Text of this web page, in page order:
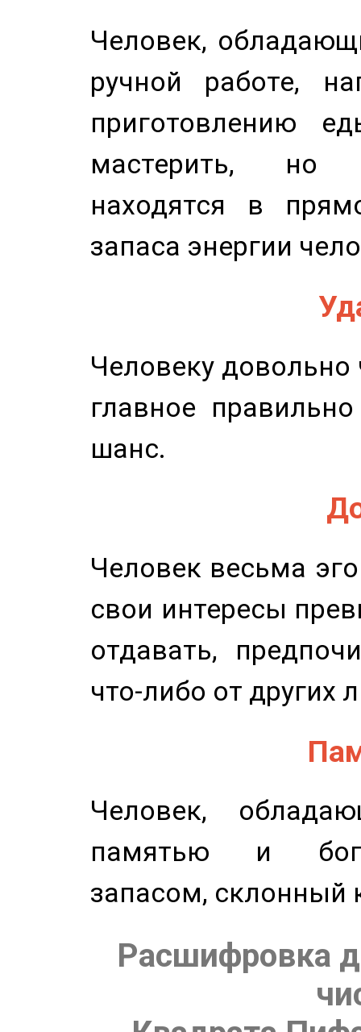
Человек,
ручной работе,
приготовлению
мастерить, но
находятся в
запаса энергии
Человеку довольно
главное
шанс.
Человек весьма
свои интересы
отдавать,
что-либо от других
Человек,
памятью и
запасом, склонный
Расшифровка